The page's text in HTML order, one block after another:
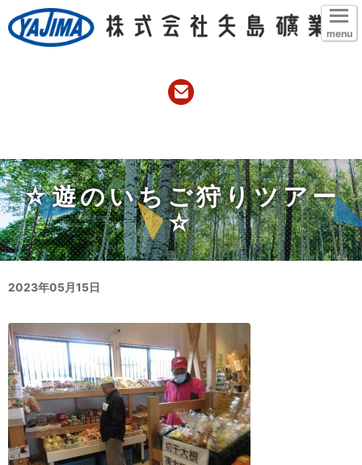
menu
☆遊のいちご狩りツアー
☆
2023年05月15日